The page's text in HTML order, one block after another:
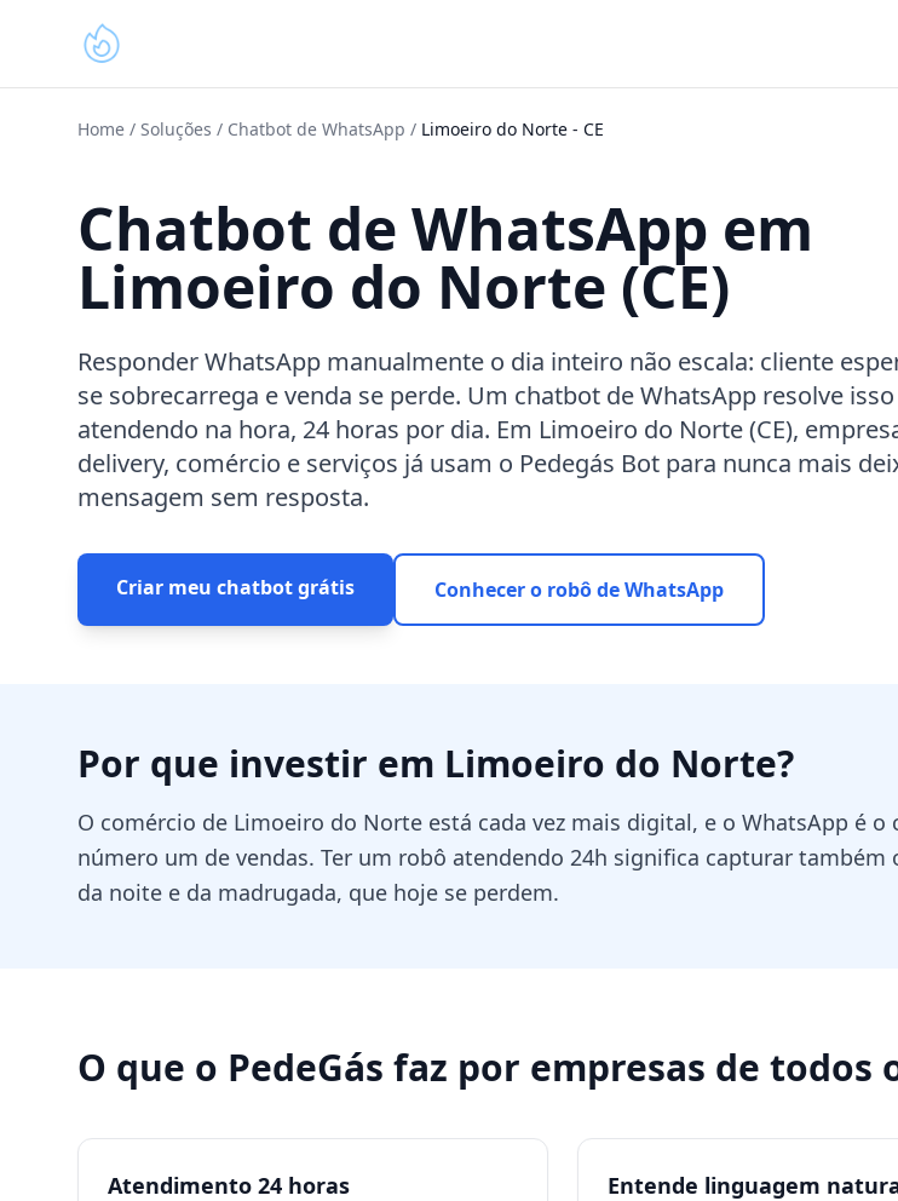
Home / Soluções / Chatbot de WhatsApp / Limoeiro do Norte - CE
Chatbot de WhatsApp em
Limoeiro do Norte (CE)
Responder WhatsApp manualmente o dia inteiro não escala: cliente
se sobrecarrega e venda se perde. Um chatbot de WhatsApp resolve isso
atendendo na hora, 24 horas por dia. Em Limoeiro do Norte (CE),
delivery, comércio e serviços já usam o Pedegás Bot para nunca mais
mensagem sem resposta.
Criar meu chatbot grátis Conhecer o robô de WhatsApp
Por que investir em Limoeiro do Norte?
O comércio de Limoeiro do Norte está cada vez mais digital, e o WhatsApp é o
número um de vendas. Ter um robô atendendo 24h significa capturar também
da noite e da madrugada, que hoje se perdem.
O que o PedeGás faz por empresas de todos
Atendimento 24 horas Entende linguagem